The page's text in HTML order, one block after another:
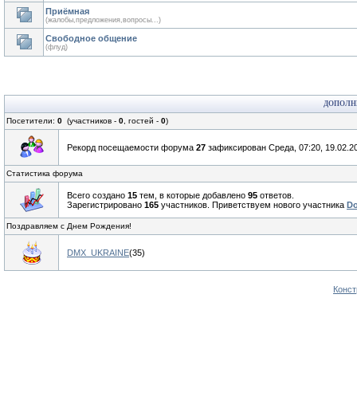
Приёмная
(жалобы,предложения,вопросы...)
Свободное общение
(флуд)
Посетители: 0 (участников - 0 , гостей - 0)
Рекорд посещаемости форума 27 зафиксирован Среда, 07:20,
Статистика форума
Всего создано 15 тем, в которые добавлено 95 ответов.
Зарегистрировано 165 участников. Приветствуем нового участника
Поздравляем с Днем Рождения!
DMX_UKRAINE(35)